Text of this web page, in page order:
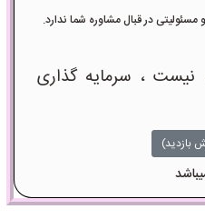
در قبال مشاوره شما ندارد.
نیست ، سرمایه گذاری
بازدید)